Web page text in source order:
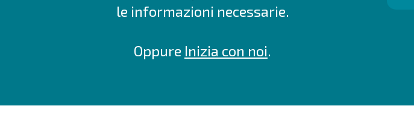
le informazioni necessarie.
Oppure Inizia con noi.